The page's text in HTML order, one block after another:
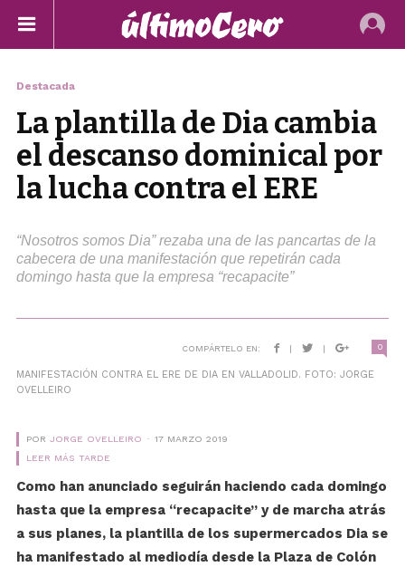
Destacada
La plantilla de Dia cambia
el descanso dominical por
la lucha contra el ERE
“Nosotros somos Dia” rezaba una de las pancartas de la
cabecera de una manifestación que repetirán cada
domingo hasta que la empresa “recapacite”
COMPÁRTELO EN: | | 0
MANIFESTACIÓN CONTRA EL ERE DE DIA EN VALLADOLID. FOTO: JORGE
OVELLEIRO
POR JORGE OVELLEIRO
17 MARZO 2019
LEER MÁS TARDE
Como han anunciado seguirán haciendo cada domingo
hasta que la empresa “recapacite” y de marcha atrás
a sus planes, la plantilla de los supermercados Dia se
ha manifestado al mediodía desde la Plaza de Colón